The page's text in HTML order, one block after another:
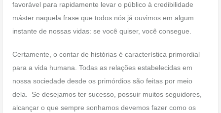
favorável para rapidamente levar o público à credibilidade
máster naquela frase que todos nós já ouvimos em algum
instante de nossas vidas: se você quiser, você consegue.
Certamente, o contar de histórias é característica primordial
para a vida humana. Todas as relações estabelecidas em
nossa sociedade desde os primórdios são feitas por meio
dela. Se desejamos ter sucesso, possuir muitos seguidores,
alcançar o que sempre sonhamos devemos fazer como os